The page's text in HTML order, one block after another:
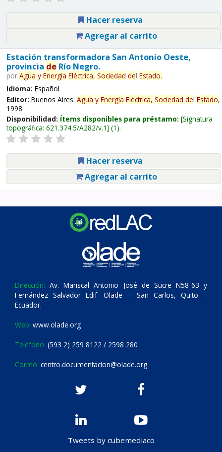
Hacer reserva
Agregar al carrito
Estación transformadora San Antonio Oeste,
provincia deRío Negro.
por Agua y Energía Eléctrica, Sociedad del Estado.
Idioma: Español
Editor: Buenos Aires: Agua y Energía Eléctrica, Sociedad del Estado,
1998
Disponibilidad: Ítems disponibles para préstamo: Signatura
topográfica: 621.374.5/A282/v.1 (1).
Hacer reserva
Agregar al carrito
Dirección: Av. Mariscal Antonio José de Sucre N58-63 y
Fernández Salvador Edif. Olade – San Carlos, Quito –
Ecuador.
Web: www.olade.org
Teléfono: (593 2) 259 8122 / 2598 280
Correo: centro.documentacion@olade.org
Tweets by cubemediaco